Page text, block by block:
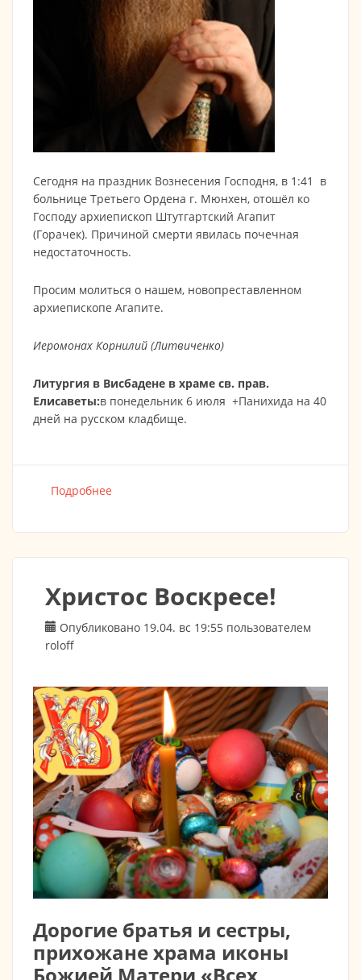
Сегодня на праздник Вознесения Господня, в 1:41 в
больнице Третьего Ордена г. Мюнхен, отошёл ко
Господу архиепископ Штутгартский Агапит
(Горачек). Причиной смерти явилась почечная
недостаточность.
Просим молиться о нашем, новопреставленном
архиепископе Агапите.
Иеромонах Корнилий (Литвиченко)
Литургия в Висбадене в храме св. прав.
Елисаветы:в понедельник 6 июля +Панихида на 40
дней на русском кладбище.
Подробнее
Христос Воскресе!
Опубликовано 19.04. вс 19:55 пользователем
roloff
Дорогие братья и сестры,
прихожане храма иконы
Божией Матери «Всех